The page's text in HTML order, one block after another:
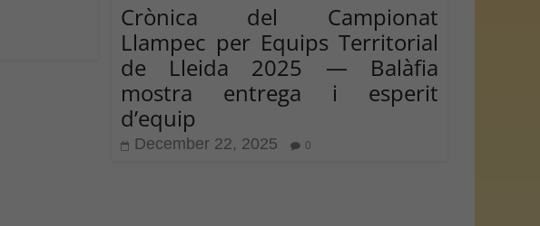
Crònica del Campionat
Llampec per Equips Territorial
de Lleida 2025 — Balàfia
mostra entrega i esperit
d’equip
December 22, 2025 0